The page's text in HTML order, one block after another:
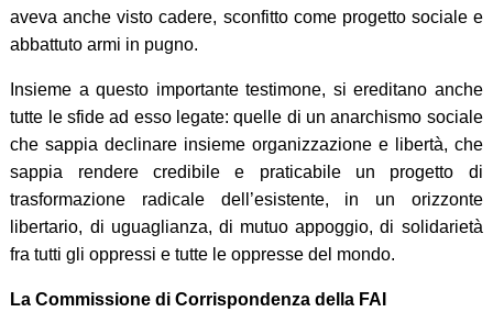
aveva anche visto cadere, sconfitto come progetto sociale e
abbattuto armi in pugno.
Insieme a questo importante testimone, si ereditano anche
tutte le sfide ad esso legate: quelle di un anarchismo sociale
che sappia declinare insieme organizzazione e libertà, che
sappia rendere credibile e praticabile un progetto di
trasformazione radicale dell’esistente, in un orizzonte
libertario, di uguaglianza, di mutuo appoggio, di solidarietà
fra tutti gli oppressi e tutte le oppresse del mondo.
La Commissione di Corrispondenza della FAI